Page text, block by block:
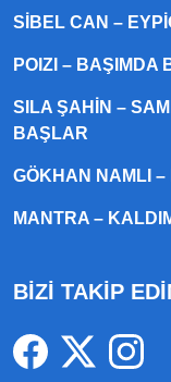
SIBEL CAN –
POIZI – BAŞIMDA
SILA ŞAHIN –
BAŞLAR
GÖKHAN NAMLI –
MANTRA –
BİZİ TAKİP